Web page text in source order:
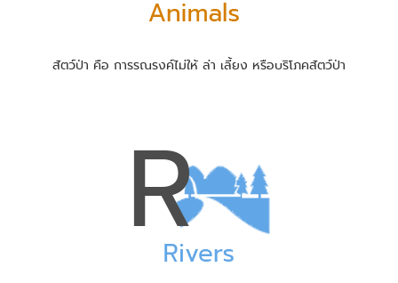
สัตว์ป่า คือ การรณรงค์ไม่ให้ ล่า เลี้ยง หรือบริโภคสัตว์ป่า